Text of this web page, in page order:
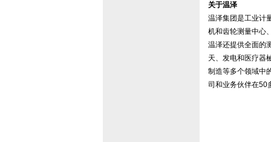
关于温泽
温泽集团是工业计
机和齿轮测量中心
温泽还提供全面的
天、发电和医疗器
制造等多个领域中
司和业务伙伴在50